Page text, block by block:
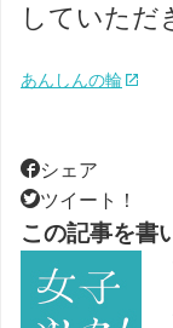
していただ
あんしんの輪
シェア
ツイート！
この記事を書